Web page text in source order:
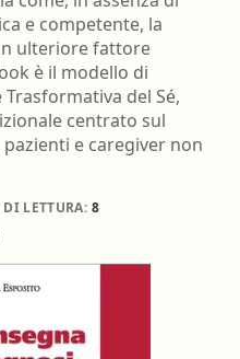
e competente, la
ulteriore fattore
è il modello di
del Sé,
centrato sul
e caregiver non
LETTURA: 8